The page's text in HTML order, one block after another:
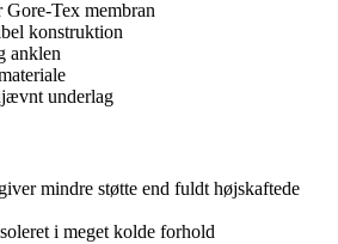
Tex membran
konstruktion
anklen
underlag
mindre støtte end fuldt højskaftede
i meget kolde forhold